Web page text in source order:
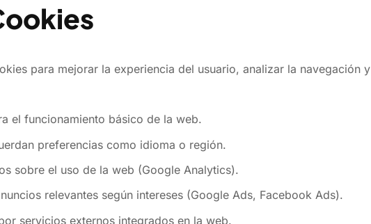
para mejorar la experiencia del usuario, analizar la navegación
el funcionamiento básico de la web.
preferencias como idioma o región.
sobre el uso de la web (Google Analytics).
relevantes según intereses (Google Ads, Facebook Ads).
servicios externos integrados en la web.